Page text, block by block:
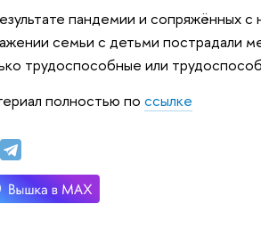
пандемии и сопряжённых
семьи с детьми пострадали
трудоспособные или
полностью поссылке